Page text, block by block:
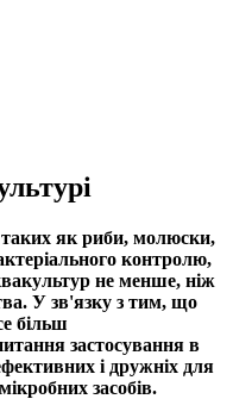
як риби, молюски,
контролю,
не менше, ніж
У зв'язку з тим, що
більш
застосування в
і дружніх для
засобів.